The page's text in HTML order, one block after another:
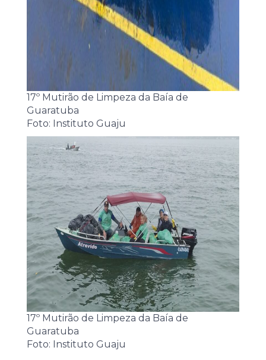
17º Mutirão de Limpeza da Baía de
Guaratuba
Foto: Instituto Guaju
17º Mutirão de Limpeza da Baía de
Guaratuba
Foto: Instituto Guaju